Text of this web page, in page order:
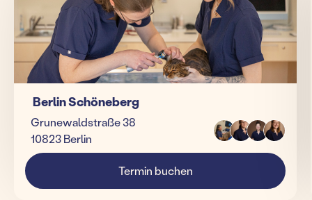
Berlin Schöneberg
Grunewaldstraße 38
10823 Berlin
Termin buchen